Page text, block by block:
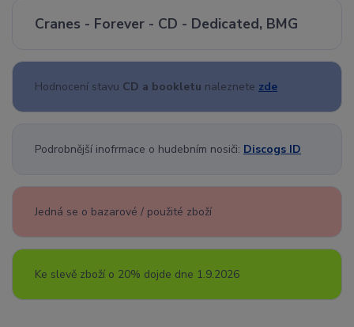
Cranes - Forever - CD - Dedicated, BMG
Hodnocení stavu CD a bookletu naleznete zde
Podrobnější inofrmace o hudebním nosiči: Discogs ID
Jedná se o bazarové / použité zboží
Ke slevě zboží o 20% dojde dne 1.9.2026